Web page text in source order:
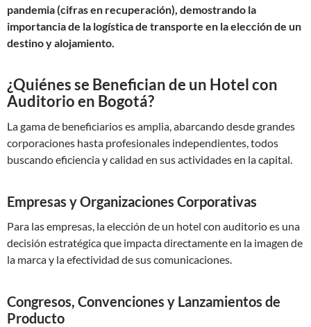
pandemia (cifras en recuperación), demostrando la
importancia de la logística de transporte en la elección de un
destino y alojamiento.
¿Quiénes se Benefician de un Hotel con
Auditorio en Bogotá?
La gama de beneficiarios es amplia, abarcando desde grandes
corporaciones hasta profesionales independientes, todos
buscando eficiencia y calidad en sus actividades en la capital.
Empresas y Organizaciones Corporativas
Para las empresas, la elección de un hotel con auditorio es una
decisión estratégica que impacta directamente en la imagen de
la marca y la efectividad de sus comunicaciones.
Congresos, Convenciones y Lanzamientos de
Producto